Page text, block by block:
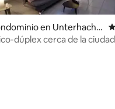
en Unterhachin
dúplex cerca de la ciudad